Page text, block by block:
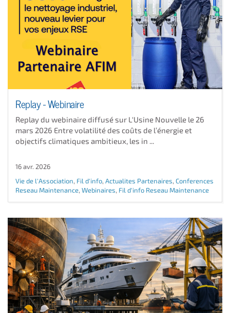
Replay - Webinaire
Replay du webinaire diffusé sur L'Usine Nouvelle le 26
mars 2026 Entre volatilité des coûts de l’énergie et
objectifs climatiques ambitieux, les in ...
16 avr. 2026
Vie de l'Association, Fil d'info, Actualites Partenaires, Conferences
Reseau Maintenance, Webinaires, Fil d'info Reseau Maintenance